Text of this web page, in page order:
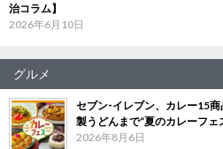
治コラム】
2026年6月10日
グルメ
セブン‐イレブン、カレー15
製うどんまで“夏のカレーフェ
2026年8月6日